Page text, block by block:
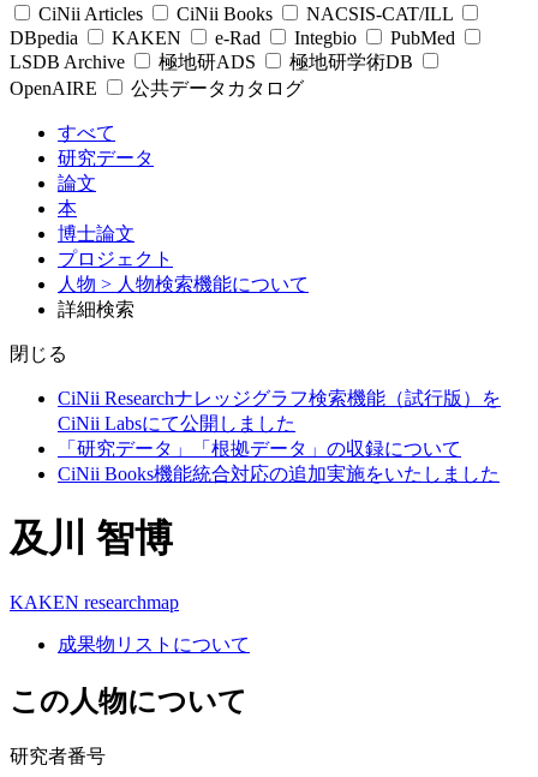
CiNii Articles
CiNii Books
NACSIS-CAT/ILL
DBpedia
KAKEN e-Rad Integbio
PubMed
LSDB Archive
極地研ADS
極地研学術DB
OpenAIRE
公共データカタログ
すべて
研究データ
論文
本
博士論文
プロジェクト
人物 > 人物検索機能について
詳細検索
閉じる
CiNii Researchナレッジグラフ検索機能（試行版）を
CiNii Labsにて公開しました
「研究データ」「根拠データ」の収録について
CiNii Books機能統合対応の追加実施をいたしました
及川 智博
KAKEN researchmap
成果物リストについて
この人物について
研究者番号